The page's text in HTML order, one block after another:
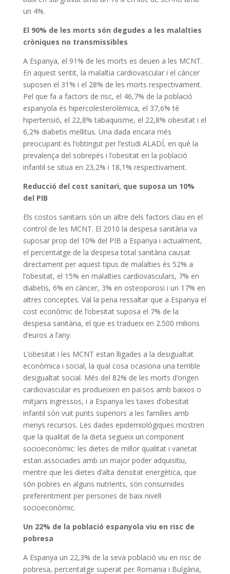
un 4%.
El 90% de les morts són degudes a les malalties
cròniques no transmissibles
A Espanya, el 91% de les morts es deuen a les MCNT.
En aquest sentit, la malaltia cardiovascular i el càncer
suposen el 31% i el 28% de les morts respectivament.
Pel que fa a factors de risc, el 46,7% de la població
espanyola és hipercolesterolèmica, el 37,6% té
hipertensió, el 22,8% tabaquisme, el 22,8% obesitat i el
6,2% diabetis mellitus. Una dada encara més
preocupant és l’obtingut per l’estudi ALADÍ, en què la
prevalença del sobrepès i l’obesitat en la població
infantil se situa en 23,2% i 18,1% respectivament.
Reducció del cost sanitari, que suposa un 10%
del PIB
Els costos sanitaris són un altre dels factors clau en el
control de les MCNT. El 2010 la despesa sanitària va
suposar prop del 10% del PIB a Espanya i actualment,
el percentatge de la despesa total sanitària causat
directament per aquest tipus de malalties és 52% a
l’obesitat, el 15% en malalties cardiovasculars, 7% en
diabetis, 6% en càncer, 3% en osteoporosi i un 17% en
altres conceptes. Val la pena ressaltar que a Espanya el
cost econòmic de l’obesitat suposa el 7% de la
despesa sanitària, el que es tradueix en 2.500 milions
d’euros a l’any.
L’obesitat i les MCNT estan lligades a la desigualtat
econòmica i social, la qual cosa ocasiona una terrible
desigualtat social. Més del 82% de les morts d’origen
cardiovascular es produeixen en països amb baixos o
mitjans ingressos, i a Espanya les taxes d’obesitat
infantil són vuit punts superiors a les famílies amb
menys recursos. Les dades epidemiològiques mostren
que la qualitat de la dieta segueix un component
socioeconòmic: les dietes de millor qualitat i varietat
estan associades amb un major poder adquisitiu,
mentre que les dietes d’alta densitat energètica, que
són pobres en alguns nutrients, són consumides
preferentment per persones de baix nivell
socioeconòmic.
Un 22% de la població espanyola viu en risc de
pobresa
A Espanya un 22,3% de la seva població viu en risc de
pobresa, percentatge superat per Romania i Bulgària,